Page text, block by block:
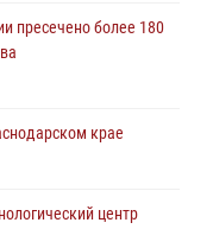
пресечено более 180
крае
центр